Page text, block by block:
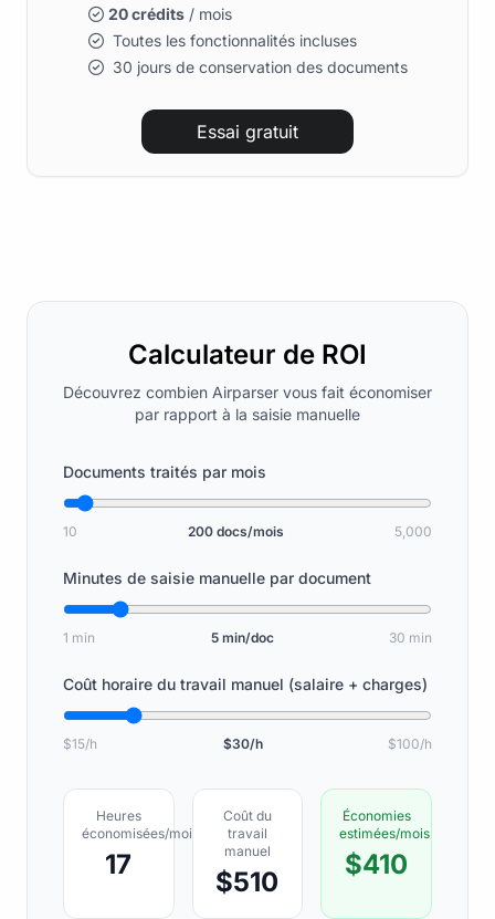
20 crédits/ mois
Toutes les fonctionnalités incluses
30 jours de conservation des documents
Essai gratuit
Calculateur de ROI
Découvrez combien Airparser vous fait économiser
par rapport à la saisie manuelle
Documents traités par mois
10 200 docs/mois 5,000
Minutes de saisie manuelle par document
1 min 5 min/doc 30 min
Coût horaire du travail manuel (salaire + charges)
$15/h $30/h $100/h
Heures
économisées/mois
17
Coût du
travail
manuel
$510
Économies
estimées/mois
$410